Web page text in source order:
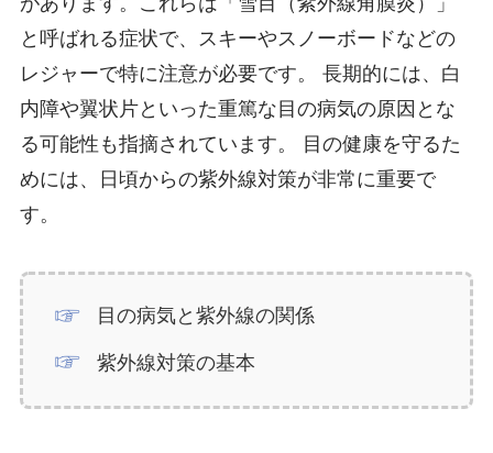
と呼ばれる症状で、スキーやスノーボードなどの
レジャーで特に注意が必要です。 長期的には、白
内障や翼状片といった重篤な目の病気の原因とな
る可能性も指摘されています。 目の健康を守るた
めには、日頃からの紫外線対策が非常に重要で
す。
目の病気と紫外線の関係
紫外線対策の基本